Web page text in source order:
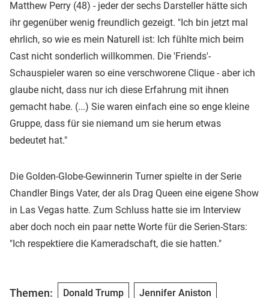
Matthew Perry (48) - jeder der sechs Darsteller hätte sich
ihr gegenüber wenig freundlich gezeigt. "Ich bin jetzt mal
ehrlich, so wie es mein Naturell ist: Ich fühlte mich beim
Cast nicht sonderlich willkommen. Die 'Friends'-
Schauspieler waren so eine verschworene Clique - aber ich
glaube nicht, dass nur ich diese Erfahrung mit ihnen
gemacht habe. (...) Sie waren einfach eine so enge kleine
Gruppe, dass für sie niemand um sie herum etwas
bedeutet hat."
Die Golden-Globe-Gewinnerin Turner spielte in der Serie
Chandler Bings Vater, der als Drag Queen eine eigene Show
in Las Vegas hatte. Zum Schluss hatte sie im Interview
aber doch noch ein paar nette Worte für die Serien-Stars:
"Ich respektiere die Kameradschaft, die sie hatten."
Themen: Donald Trump Jennifer Aniston